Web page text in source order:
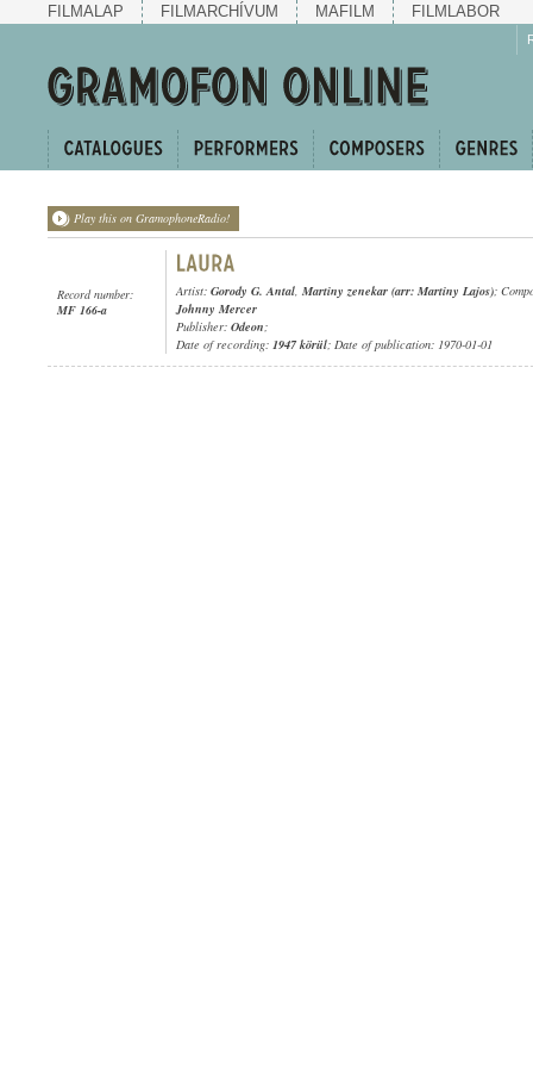
FILMALAP FILMARCHÍVUM MAFILM FILMLABOR
Play this on GramophoneRadio!
Record number:
MF 166-a
Artist: Gorody G. Antal, Martiny zenekar (arr: Martiny Lajos);
Johnny Mercer
Publisher: Odeon;
Date of recording: 1947 körül; Date of publication: 1970-01-01